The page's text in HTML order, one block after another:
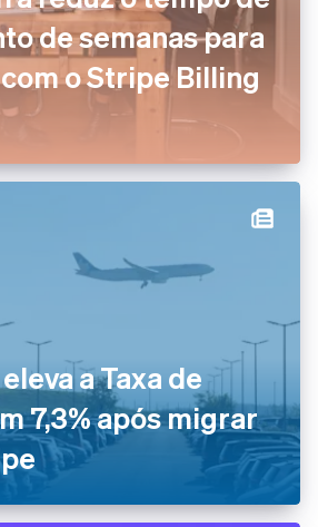
de semanas para
o Stripe Billing
a Taxa de
7,3% após migrar